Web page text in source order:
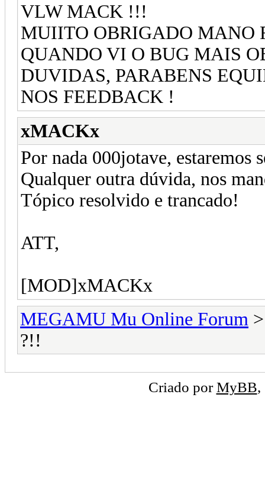
VLW MACK !!!
MUIITO OBRIGADO MANO
QUANDO VI O BUG MAIS
DUVIDAS, PARABENS
NOS FEEDBACK !
xMACKx
Por nada 000jotave, estaremos
Qualquer outra dúvida, nos
Tópico resolvido e trancado!
ATT,
[MOD]xMACKx
MEGAMU Mu Online Forum
?!!
Criado porMyBB,